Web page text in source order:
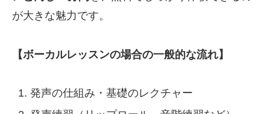
が大きな魅力です。
【ボーカルレッスンの場合の一般的な流れ】
発声の仕組み・基礎のレクチャー